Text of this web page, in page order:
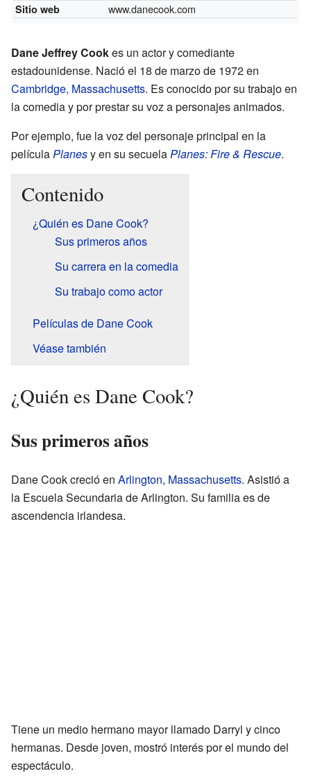
Sitio web www.danecook.com
Dane Jeffrey Cookes un actor y comediante
estadounidense. Nació el 18 de marzo de 1972 en
Cambridge, Massachusetts. Es conocido por su trabajo en
la comedia y por prestar su voz a personajes animados.
Por ejemplo, fue la voz del personaje principal en la
películaPlanesy en su secuelaPlanes: Fire & Rescue.
Contenido
¿Quién es Dane Cook?
Sus primeros años
Su carrera en la comedia
Su trabajo como actor
Películas de Dane Cook
Véase también
¿Quién es Dane Cook?
Sus primeros años
Dane Cook creció en Arlington, Massachusetts. Asistió a
la Escuela Secundaria de Arlington. Su familia es de
ascendencia irlandesa.
Tiene un medio hermano mayor llamado Darryl y cinco
hermanas. Desde joven, mostró interés por el mundo del
espectáculo.